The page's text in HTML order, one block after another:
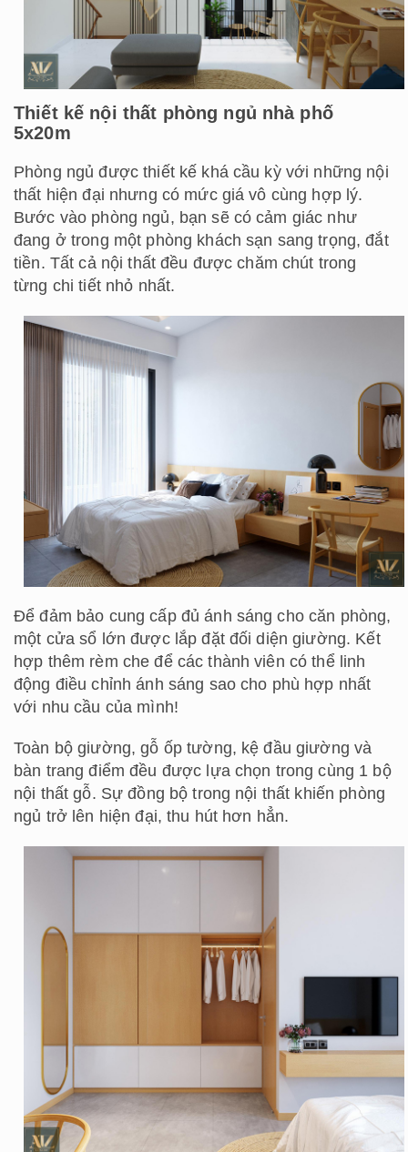
Thiết kế nội thất phòng ngủ nhà phố
5x20m
Phòng ngủ được thiết kế khá cầu kỳ với những nội
thất hiện đại nhưng có mức giá vô cùng hợp lý.
Bước vào phòng ngủ, bạn sẽ có cảm giác như
đang ở trong một phòng khách sạn sang trọng, đắt
tiền. Tất cả nội thất đều được chăm chút trong
từng chi tiết nhỏ nhất.
Để đảm bảo cung cấp đủ ánh sáng cho căn phòng,
một cửa sổ lớn được lắp đặt đối diện giường. Kết
hợp thêm rèm che để các thành viên có thể linh
động điều chỉnh ánh sáng sao cho phù hợp nhất
với nhu cầu của mình!
Toàn bộ giường, gỗ ốp tường, kệ đầu giường và
bàn trang điểm đều được lựa chọn trong cùng 1 bộ
nội thất gỗ. Sự đồng bộ trong nội thất khiến phòng
ngủ trở lên hiện đại, thu hút hơn hẳn.